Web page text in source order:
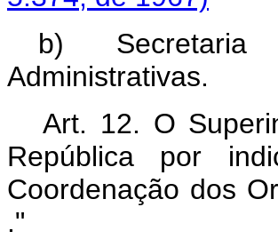
b) Secretaria
Art. 12. O
República por
Coordenação dos
."